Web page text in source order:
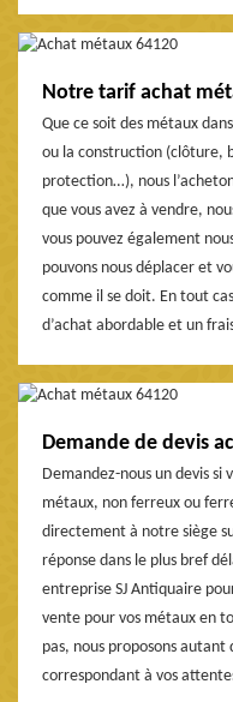
Notre tarif achat
Que ce soit des métaux
ou la construction (clôture,
protection…), nous
que vous avez à vendre,
vous pouvez également
pouvons nous déplacer et
comme il se doit. En tout
d’achat abordable et un
Demande de devis
Demandez-nous un devis si
métaux, non ferreux ou
directement à notre siège
réponse dans le plus bref
entreprise SJ Antiquaire
vente pour vos métaux en
pas, nous proposons autant
correspondant à vos